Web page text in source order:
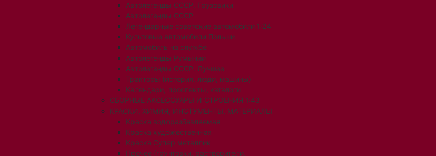
Автолегенды СССР. Грузовики
Автолегенды СССР
Легендарные советские автомобили 1:24
Культовые автомобили Польши
Автомобиль на службе
Автолегенды Румынии
Автолегенды СССР. Лучшее
Тракторы (история, люди, машины)
Календари, проспекты, каталоги
СБОРНЫЕ АКСЕССУАРЫ И СТРОЕНИЯ 1:43
КРАСКИ, ХИМИЯ, ИНСТУМЕНТЫ, МАТЕРИАЛЫ
Краска водоразбавляемая
Краска художественная
Краска Супер металлик
Прочее (грунтовки, растворители,